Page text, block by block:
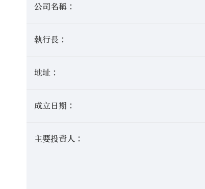
公司名稱：
執行長：
地址：
成立日期：
主要投資人：